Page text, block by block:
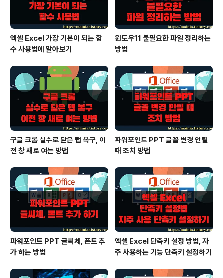
엑셀 Excel 가장 기본이 되는 함
수 사용법에 알아보기
윈도우11 불필요한 파일 정리하는
방법
구글 크롬 실수로 닫은 탭 복구, 이
전 창 새로 여는 방법
파워포인트 PPT 글꼴 변경 안될
때 조치 방법
파워포인트 PPT 글씨체, 폰트 추
가 하는 방법
엑셀 Excel 단축키 설정 방법, 자
주 사용하는 기능 단축키 설정하기